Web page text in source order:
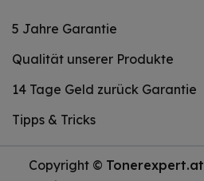
5 Jahre Garantie
Qualität unserer Produkte
14 Tage Geld zurück Garantie
Tipps & Tricks
Copyright © Tonerexpert.at